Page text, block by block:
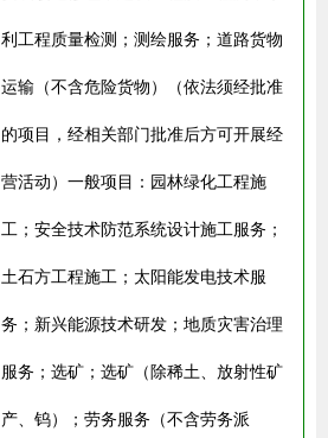
利工程质量检测；测绘服务；道路货物
运输（不含危险货物）（依法须经批准
的项目，经相关部门批准后方可开展经
营活动）一般项目：园林绿化工程施
工；安全技术防范系统设计施工服务；
土石方工程施工；太阳能发电技术服
务；新兴能源技术研发；地质灾害治理
服务；选矿；选矿（除稀土、放射性矿
产、钨）；劳务服务（不含劳务派